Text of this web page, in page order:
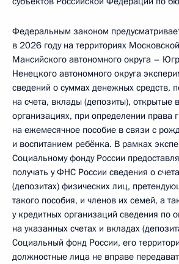
Федеральным законом
в 2026 году на территориях
Мансийского автономного округа –
Ненецкого автономного округа
сведений о суммах денежных средств,
на счета, вклады (депозиты), открытые
организациях, при определении права
на ежемесячное пособие в связи с
и воспитанием ребёнка. В рамках
Социальному фонду России
получать у ФНС России сведения о
(депозитах) физических лиц,
такого пособия, и членов их семей, а
у кредитных организаций сведения по
на указанных счетах и вкладах
Социальный фонд России, его
должностные лица не вправе